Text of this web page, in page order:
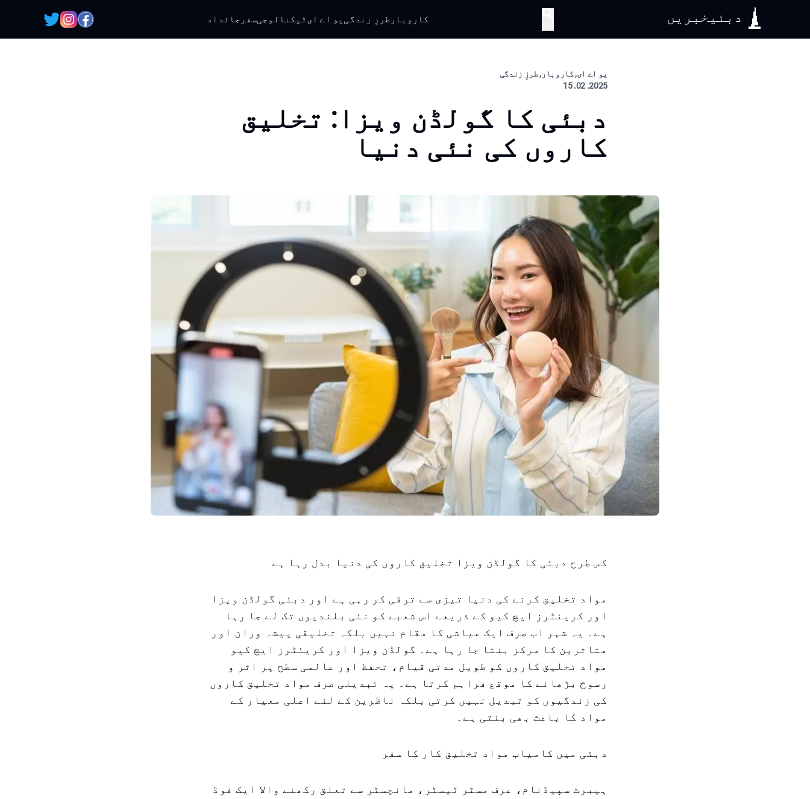
دبئیخبریں کاروبار طرزِ زندگی یو اے ایٹیکنالوجیسفر جائداد
یو اے ای, کاروبار, طرزِ زندگی
2025. 02. 15
دبئی کا گولڈن ویزا: تخلیق
کاروں کی نئی دنیا
کس طرح دبئی کا گولڈن ویزا تخلیق کاروں کی دنیا بدل رہا ہے
مواد تخلیق کرنے کی دنیا تیزی سے ترقی کر رہی ہے اور دبئی گولڈن ویزا
اور کریئٹرز ایچ کیو کے ذریعے اس شعبے کو نئی بلندیوں تک لے جا رہا
ہے۔ یہ شہر اب صرف ایک عیاشی کا مقام نہیں بلکہ تخلیقی پیشہ وران اور
متاثرین کا مرکز بنتا جا رہا ہے۔ گولڈن ویزا اور کریئٹرز ایچ کیو
مواد تخلیق کاروں کو طویل مدتی قیام، تحفظ اور عالمی سطح پر اثر و
رسوخ بڑھانے کا موقع فراہم کرتا ہے۔ یہ تبدیلی صرف مواد تخلیق کاروں
کی زندگیوں کو تبدیل نہیں کرتی بلکہ ناظرین کے لئے اعلی معیار کے
مواد کا باعث بھی بنتی ہے۔
دبئی میں کامیاب مواد تخلیق کار کا سفر
ہیبرٹ سپیڈنام، عرف مسٹر ٹیسٹر، مانچسٹر سے تعلق رکھنے والا ایک فوڈ